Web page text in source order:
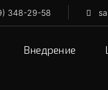
348-29-58
Внедрение